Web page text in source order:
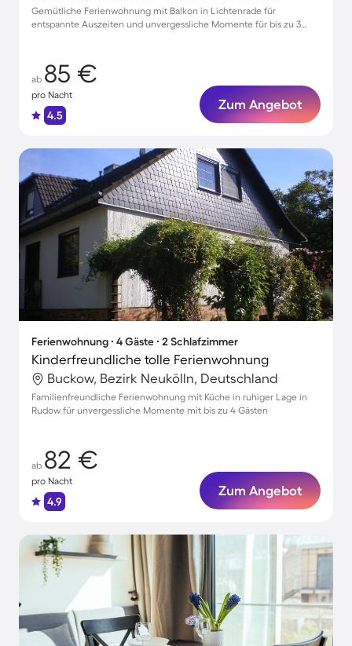
Gemütliche Ferienwohnung mit Balkon in Lichtenrade für
entspannte Auszeiten und unvergessliche Momente für bis zu 3
ab 85 €
pro Nacht
4.5
Zum Angebot
Ferienwohnung ∙ 4 Gäste ∙ 2 Schlafzimmer
Kinderfreundliche tolle Ferienwohnung
Buckow, Bezirk Neukölln, Deutschland
Familienfreundliche Ferienwohnung mit Küche in ruhiger Lage in
Rudow für unvergessliche Momente mit bis zu 4 Gästen
ab 82 €
pro Nacht
4.9
Zum Angebot